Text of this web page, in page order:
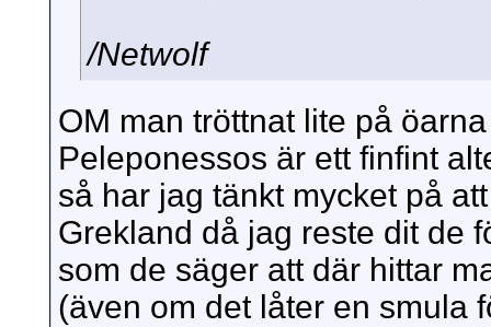
/Netwolf
OM man tröttnat lite på
Peleponessos är ett finfint
så har jag tänkt mycket på
Grekland då jag reste dit de
som de säger att där hittar
(även om det låter en smula